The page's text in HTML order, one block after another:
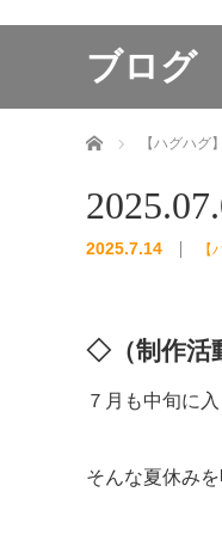
ブログ
ホーム 【ハグハグ
2025.7.14
◇（制作活
７月も中旬に
そんな夏休み